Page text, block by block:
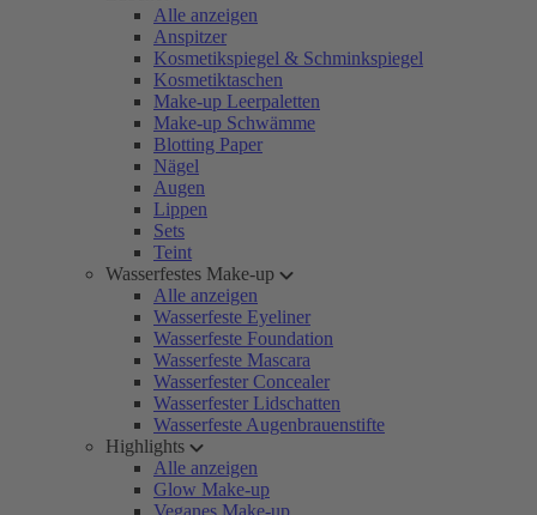
Alle anzeigen
Anspitzer
Kosmetikspiegel & Schminkspiegel
Kosmetiktaschen
Make-up Leerpaletten
Make-up Schwämme
Blotting Paper
Nägel
Augen
Lippen
Sets
Teint
Wasserfestes Make-up
Alle anzeigen
Wasserfeste Eyeliner
Wasserfeste Foundation
Wasserfeste Mascara
Wasserfester Concealer
Wasserfester Lidschatten
Wasserfeste Augenbrauenstifte
Highlights
Alle anzeigen
Glow Make-up
Veganes Make-up